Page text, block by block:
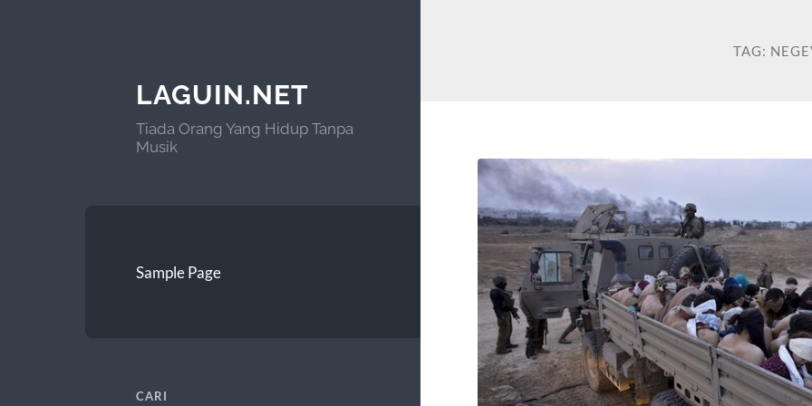
LAGUIN.NET
Tiada Orang Yang Hidup Tanpa
Musik
Sample Page
CARI
TAG: